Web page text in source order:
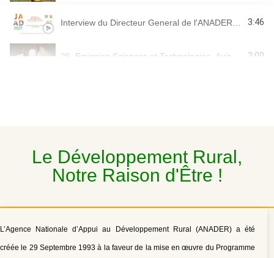
3:46
2:00
Plus de vidéos sur notre page Youtube
Le Développement Rural,
Notre Raison d'Être !
L’Agence Nationale d’Appui au Développement Rural (ANADER) a été
créée le 29 Septembre 1993 à la faveur de la mise en œuvre du Programme